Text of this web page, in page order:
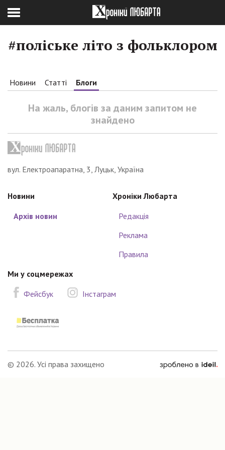
#поліське літо з фольклором
Новини Статті Блоги
На жаль, блогів за даним запитом не
знайдено
вул. Електроапаратна, 3, Луцьк, Україна
Новини
Архів новин
Хроніки Любарта
Редакція
Реклама
Правила
Ми у соцмережах
Фейсбук
Інстаграм
© 2026. Усі права захищено
зроблено